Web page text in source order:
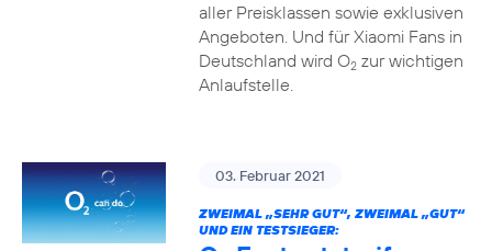
aller Preisklassen sowie exklusiven
Angeboten. Und für Xiaomi Fans in
Deutschland wird O2zur wichtigen
Anlaufstelle.
03. Februar 2021
ZWEIMAL „SEHR GUT“, ZWEIMAL „GUT“
UND EIN TESTSIEGER: